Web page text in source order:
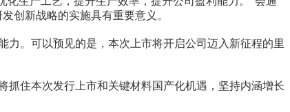
创新战略的实施具有重要意义。
力。可以预见的是， 本次上市将开启公司迈入新征程的里
住本次发行上市和关键材料国产化机遇，坚持内涵增长